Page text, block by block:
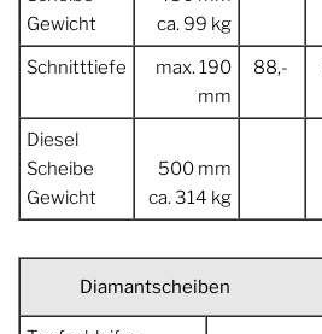
Gewicht
ca. 99 kg
Schnitttiefe
max. 190
mm
88,-
Diesel
Scheibe
Gewicht
500 mm
ca. 314 kg
Diamantscheiben